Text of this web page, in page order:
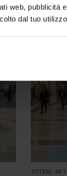
web, pubblicità
dal tuo
TOTEM ,